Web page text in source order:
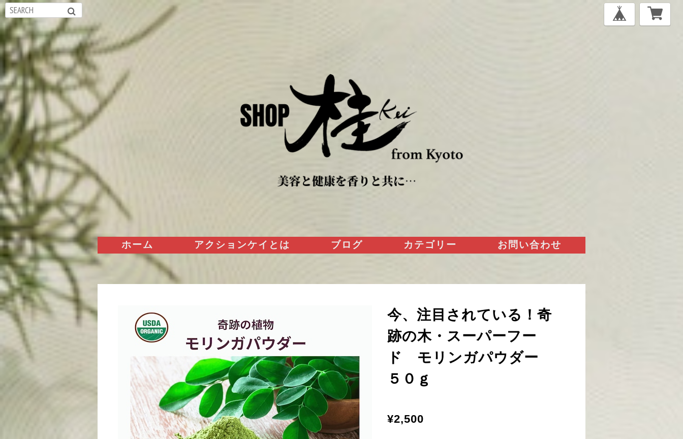
ホーム アクションケイとは ブログ カテゴリー お問い合わせ
今、注目されている！奇
跡の木・スーパーフー
ド モリンガパウダー
５０ｇ
¥2,500